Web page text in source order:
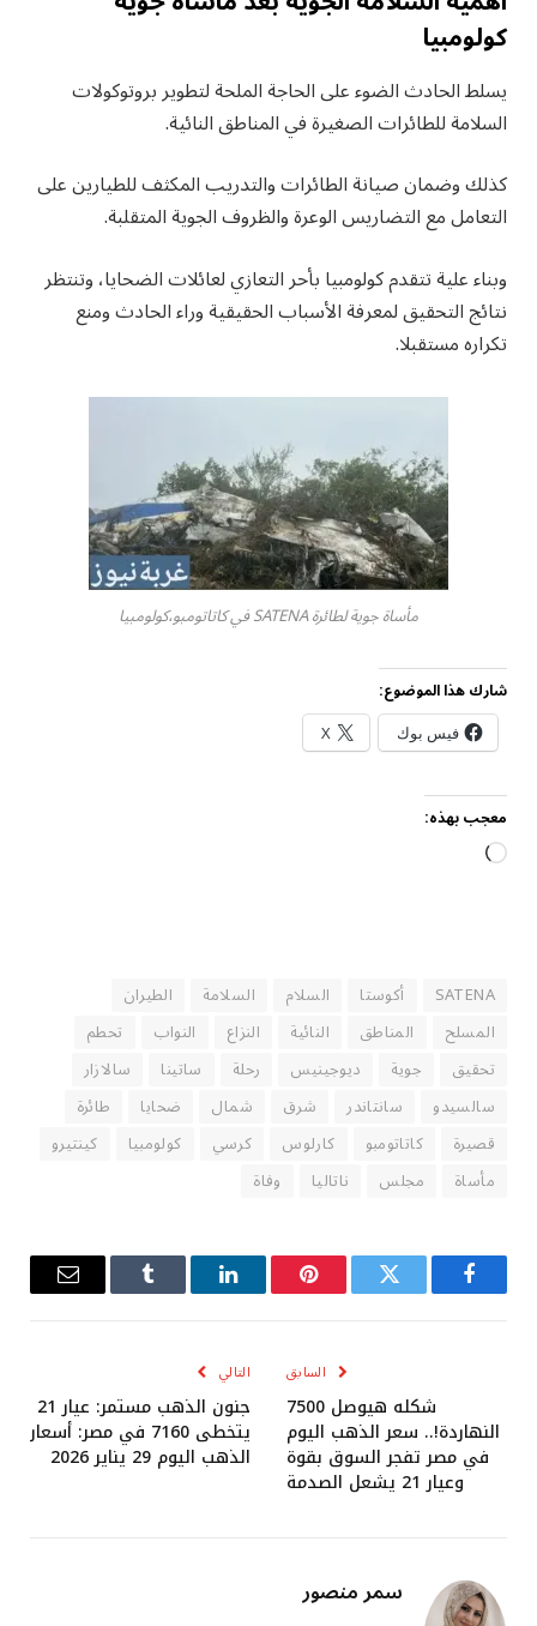
كولومبيا
يسلط الحادث الضوء على الحاجة الملحة لتطوير بروتوكولات
السلامة للطائرات الصغيرة في المناطق النائية.
كذلك وضمان صيانة الطائرات والتدريب المكثف للطيارين على
التعامل مع التضاريس الوعرة والظروف الجوية المتقلبة.
وبناء علية تتقدم كولومبيا بأحر التعازي لعائلات الضحايا، وتنتظر
نتائج التحقيق لمعرفة الأسباب الحقيقية وراء الحادث ومنع
تكراره مستقبلا.
مأساة جوية لطائرة SATENA في كاتاتومبو،كولومبيا
شارك هذا الموضوع:
فيس بوك X
معجب بهذه:
جاري
SATENA أكوستا السلام السلامة
الطيران
المسلح
المناطق النائية النزاع النواب
تحطم
تحقيق
جوية ديوجينيس رحلة ساتينا
سالازار
سالسيدو
سانتاندر شرق شمال ضحايا
طائرة
قصيرة
كاتاتومبو كارلوس كرسي كولومبيا
كينتيرو
مأساة
مجلس ناتاليا وفاة
فيسبوك تويتر بينتيريستلينكدإن Tumblr
البريد
السابق
شكله هيوصل 7500
النهاردة!.. سعر الذهب اليوم
في مصر تفجر السوق بقوة
وعيار 21 يشعل الصدمة
التالي
جنون الذهب مستمر: عيار 21
يتخطى 7160 في مصر: أسعار
الذهب اليوم 29 يناير 2026
سمر منصور